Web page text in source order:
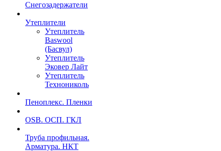
Снегозадержатели
Утеплители
Утеплитель
Baswool
(Басвул)
Утеплитель
Эковер Лайт
Утеплитель
Технониколь
Пеноплекс. Пленки
OSB. ОСП. ГКЛ
Труба профильная.
Арматура. НКТ